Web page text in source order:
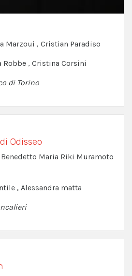
Marzoui , Cristian Paradiso
Robbe , Cristina Corsini
di Torino
Odisseo
Maria Riki Muramoto
, Alessandra matta